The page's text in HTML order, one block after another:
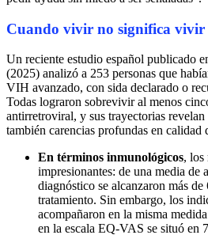
Cuando vivir no significa vivir
Un reciente estudio español publicado
(2025) analizó a 253 personas que
VIH avanzado, con sida declarado o
Todas lograron sobrevivir al menos
antirretroviral, y sus trayectorias revelan
también carencias profundas en calidad
En términos inmunológicos, los
impresionantes: de una media de
diagnóstico se alcanzaron más
tratamiento. Sin embargo, los
acompañaron en la misma
en la escala EQ-VAS se situó en